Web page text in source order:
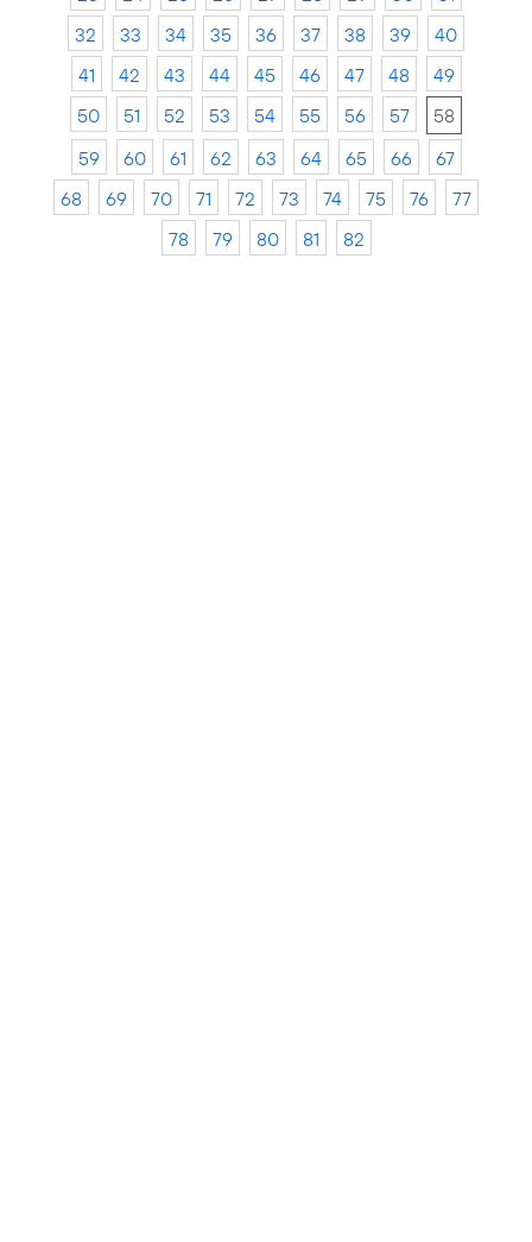
32
33 34 35 36 37 38 39
40
41
42 43 44 45 46 47 48
49
50
51 52 53 54 55 56 57
58
59
60 61 62 63 64 65 66
67
68
69 70 71 72 73 74 75 76
77
78
79 80 81 82